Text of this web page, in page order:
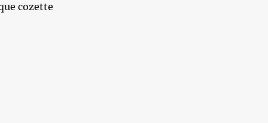
cozette